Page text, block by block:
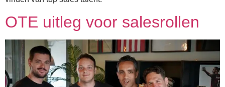
OTE uitleg voor salesrollen